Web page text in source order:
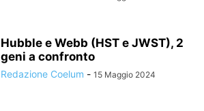
Hubble e Webb (HST e JWST), 2
geni a confronto
Redazione Coelum - 15 Maggio 2024